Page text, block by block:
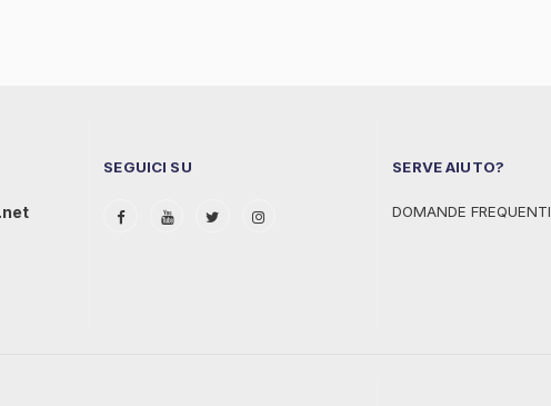
SEGUICI SU SERVE AIUTO?
DOMANDE FREQUENTI